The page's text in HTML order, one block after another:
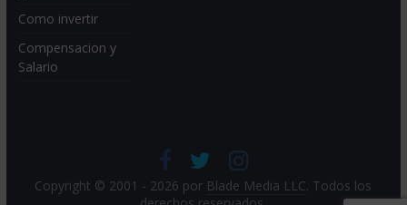
Como invertir
Compensacion y
Salario
Copyright © 2001 - 2026 por Blade Media LLC. Todos los